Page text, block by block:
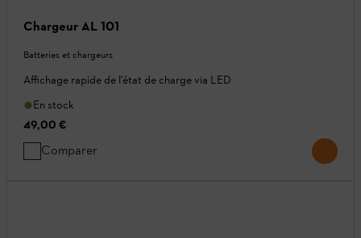
Chargeur AL 101
Batteries et chargeurs
Affichage rapide de l'état de charge via LED
En stock
49,00 €
Comparer